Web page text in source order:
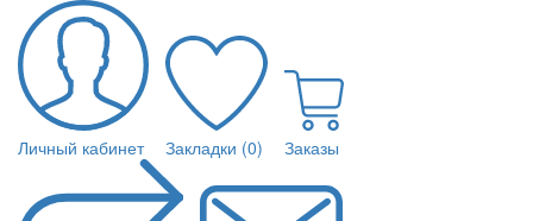
Личный кабинет Закладки (0) Заказы